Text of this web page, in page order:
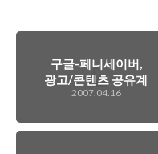
구글-페니세이버,
광고/콘텐츠 공유계
약 진행
2007.04.16